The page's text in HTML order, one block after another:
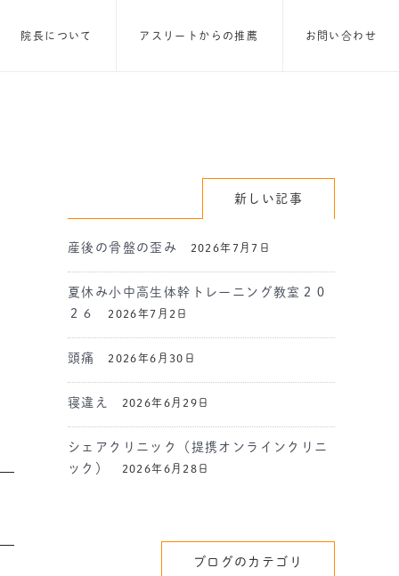
院長について アスリートからの推薦 お問い合わせ
新しい記事
産後の骨盤の歪み 2026年7月7日
夏休み小中高生体幹トレーニング教室２０
２６
2026年7月2日
頭痛 2026年6月30日
寝違え 2026年6月29日
シェアクリニック（提携オンラインクリニ
ック）
2026年6月28日
ブログのカテゴリ